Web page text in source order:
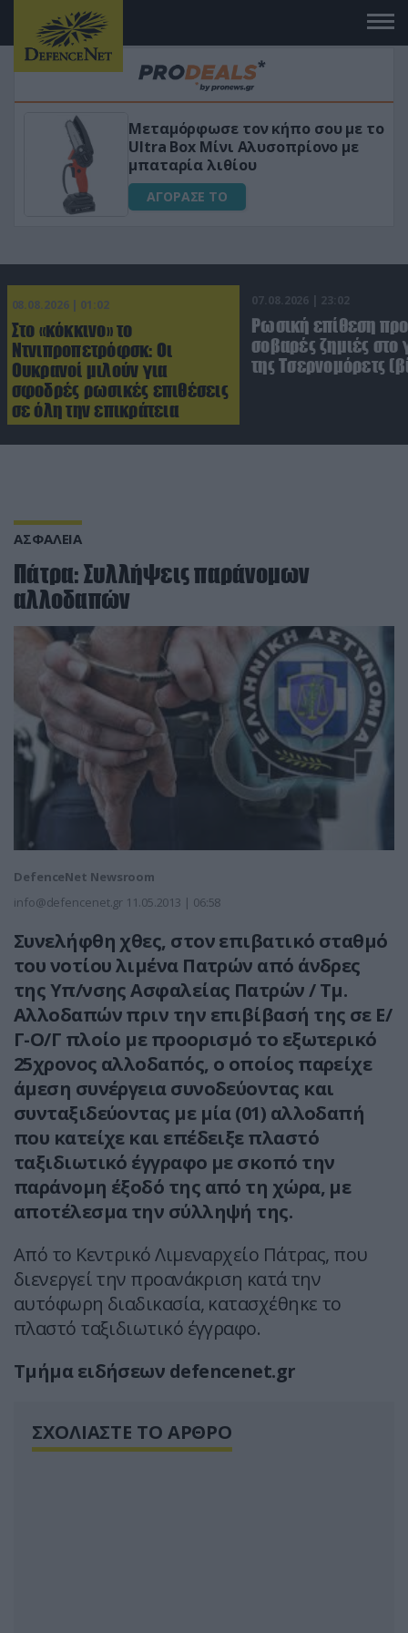
τον κήπο σου με το
Αλυσοπρίονο με
«Μαγική»
για αύξηση της
08.08.2026 | 01:02
Στο «κόκκινο» το
Ντνιπροπετρόφσκ: Οι
Ουκρανοί μιλούν για
σφοδρές ρωσικές επιθέσεις
σε όλη την επικράτεια
07.08.2026 | 23:02
Ρωσική επίθεση
σοβαρές ζημιές στο
της Τσερνομόρετς
ΑΣΦΑΛΕΙΑ
Πάτρα: Συλλήψεις παράνομων
αλλοδαπών
DefenceNet Newsroom
info@defencenet.gr 11.05.2013 | 06:58
Συνελήφθη χθες, στον επιβατικό σταθμό
του νοτίου λιμένα Πατρών από άνδρες
της Υπ/νσης Ασφαλείας Πατρών / Τμ.
Αλλοδαπών πριν την επιβίβασή της σε Ε/
Γ-Ο/Γ πλοίο με προορισμό το εξωτερικό
25χρονος αλλοδαπός, ο οποίος παρείχε
άμεση συνέργεια συνοδεύοντας και
συνταξιδεύοντας με μία (01) αλλοδαπή
που κατείχε και επέδειξε πλαστό
ταξιδιωτικό έγγραφο με σκοπό την
παράνομη έξοδό της από τη χώρα, με
αποτέλεσμα την σύλληψή της.
Από το Κεντρικό Λιμεναρχείο Πάτρας, που
διενεργεί την προανάκριση κατά την
αυτόφωρη διαδικασία, κατασχέθηκε το
πλαστό ταξιδιωτικό έγγραφο.
Τμήμα ειδήσεων defencenet.gr
ΣΧΟΛΙΑΣΤΕ ΤΟ ΑΡΘΡΟ